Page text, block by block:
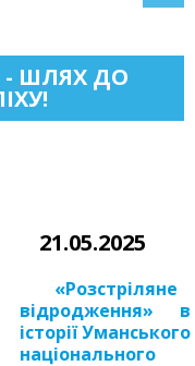
- ШЛЯХ ДО
21.05.2025
«Розстріляне
відродження» в
історії Уманського
національного